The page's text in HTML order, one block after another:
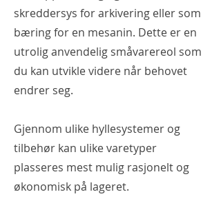
skreddersys for arkivering eller som
bæring for en mesanin. Dette er en
utrolig anvendelig småvarereol som
du kan utvikle videre når behovet
endrer seg.
Gjennom ulike hyllesystemer og
tilbehør kan ulike varetyper
plasseres mest mulig rasjonelt og
økonomisk på lageret.